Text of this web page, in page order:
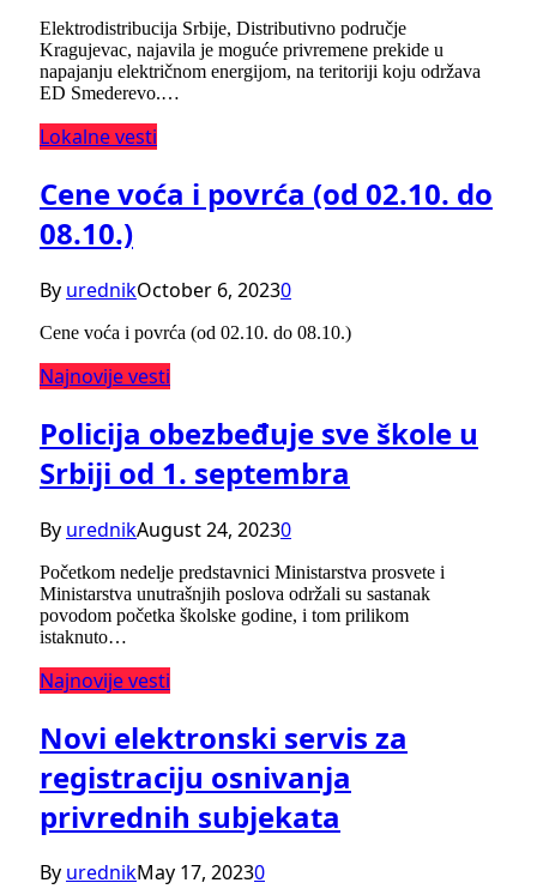
Elektrodistribucija Srbije, Distributivno područje
Kragujevac, najavila je moguće privremene prekide u
napajanju električnom energijom, na teritoriji koju održava
ED Smederevo.…
Lokalne vesti
Cene voća i povrća (od 02.10. do
08.10.)
By urednikOctober 6, 20230
Cene voća i povrća (od 02.10. do 08.10.)
Najnovije vesti
Policija obezbeđuje sve škole u
Srbiji od 1. septembra
By urednikAugust 24, 20230
Početkom nedelje predstavnici Ministarstva prosvete i
Ministarstva unutrašnjih poslova održali su sastanak
povodom početka školske godine, i tom prilikom
istaknuto…
Najnovije vesti
Novi elektronski servis za
registraciju osnivanja
privrednih subjekata
By urednikMay 17, 20230